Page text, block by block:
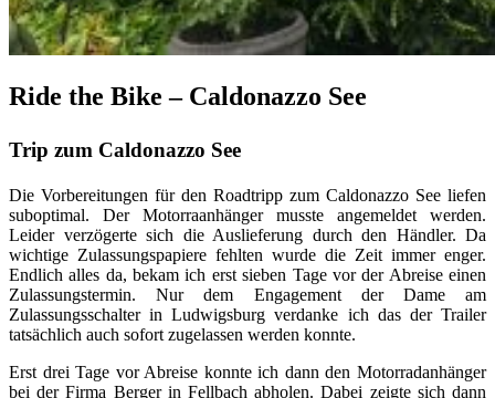
Ride the Bike – Caldonazzo See
Trip zum Caldonazzo See
Die Vorbereitungen für den Roadtripp zum Caldonazzo See liefen
suboptimal. Der Motorraanhänger musste angemeldet werden.
Leider verzögerte sich die Auslieferung durch den Händler. Da
wichtige Zulassungspapiere fehlten wurde die Zeit immer enger.
Endlich alles da, bekam ich erst sieben Tage vor der Abreise einen
Zulassungstermin. Nur dem Engagement der Dame am
Zulassungsschalter in Ludwigsburg verdanke ich das der Trailer
tatsächlich auch sofort zugelassen werden konnte.
Erst drei Tage vor Abreise konnte ich dann den Motorradanhänger
bei der Firma Berger in Fellbach abholen. Dabei zeigte sich dann